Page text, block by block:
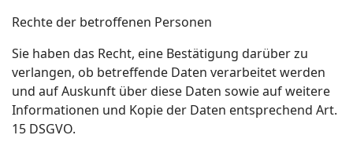
Rechte der betroffenen Personen
Sie haben das Recht, eine Bestätigung darüber zu
verlangen, ob betreffende Daten verarbeitet werden
und auf Auskunft über diese Daten sowie auf weitere
Informationen und Kopie der Daten entsprechend Art.
15 DSGVO.